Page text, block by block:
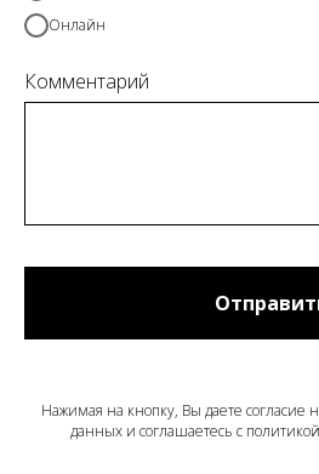
Онлайн
Комментарий
Нажимая на кнопку, Вы даете согласие
данных и соглашаетесь c